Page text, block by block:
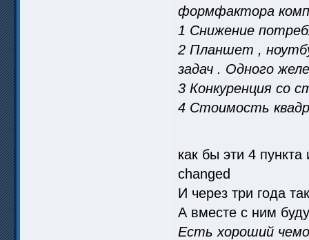
формфактора
1 Снижение
2 Планшет ,
задач . Одного
3 Конкуренция со
4 Стоимость
как бы эти 4
changed
И через три года
А вместе с ним
Есть хороший